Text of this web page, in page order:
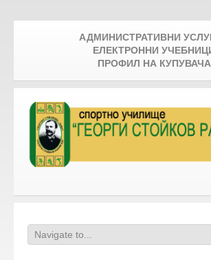
АДМИНИСТРАТИВНИ
ЕЛЕКТРОННИ
ПРОФИЛ НА КУПУВАЧА